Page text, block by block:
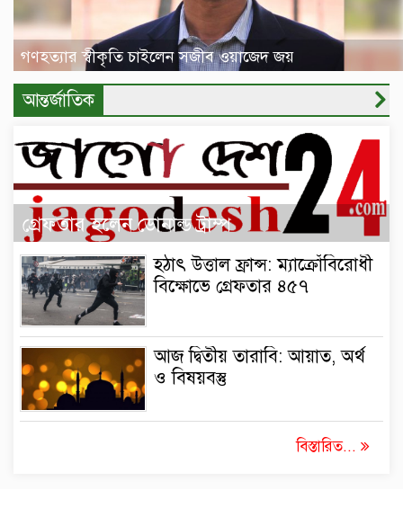
গণহত্যার স্বীকৃতি চাইলেন সজীব ওয়াজেদ জয়
আন্তর্জাতিক
গ্রেফতার হলেন ডোনাল্ড ট্রাম্প
হঠাৎ উত্তাল ফ্রান্স: ম্যাক্রোঁবিরোধী
বিক্ষোভে গ্রেফতার ৪৫৭
আজ দ্বিতীয় তারাবি: আয়াত, অর্থ
ও বিষয়বস্তু
বিস্তারিত...